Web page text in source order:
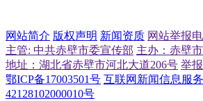
网站简介 版权声明 新闻资质 网站举报
主管: 中共赤壁市委宣传部 主办：赤壁
地址：湖北省赤壁市河北大道206号 举
鄂ICP备17003501号 互联网新闻信息服
42128102000010号